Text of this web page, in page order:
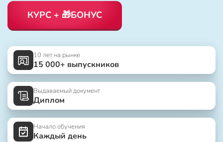
КУРС + 🎁БОНУС
10 лет на рынке
15 000+ выпускников
Выдаваемый документ
Диплом
Начало обучения
Каждый день